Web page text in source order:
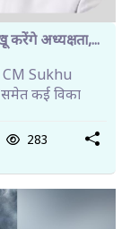
करेंगे अध्यक्षता,...
CM Sukhu
कई विका
283